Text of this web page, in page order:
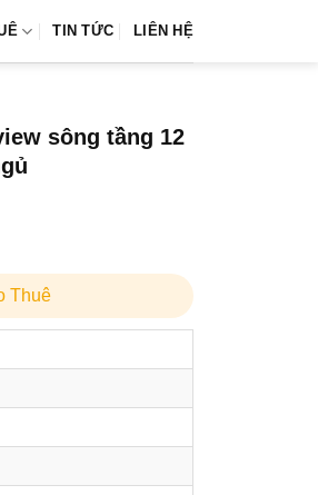
TIN TỨC LIÊN HỆ
sông tầng 12
Thuê